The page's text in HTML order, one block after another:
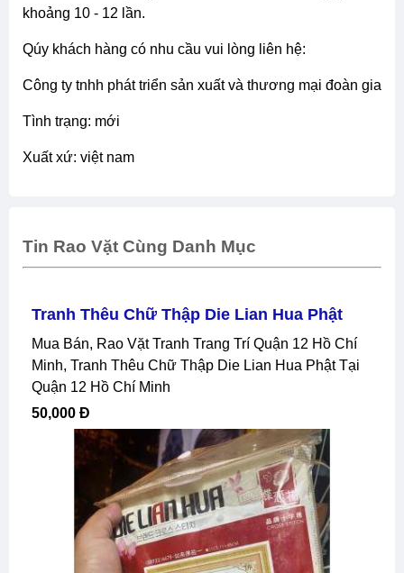
khoảng 10 - 12 lần.
qúy khách hàng có nhu cầu vui lòng liên hệ:
công ty tnhh phát triển sản xuất và thương mại đoàn gia
tình trạng: mới
xuất xứ: việt nam
Tin Rao Vặt Cùng Danh Mục
Tranh Thêu Chữ Thập Die Lian Hua Phật
Mua Bán, Rao Vặt Tranh Trang Trí Quận 12 Hồ Chí
Minh, Tranh Thêu Chữ Thập Die Lian Hua Phật Tại
Quận 12 Hồ Chí Minh
50,000 Đ